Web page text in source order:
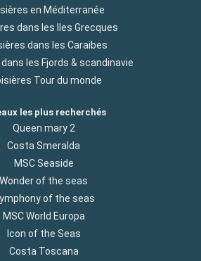
en Méditerranée
dans les Iles Grecques
dans les Caraibes
les Fjords & scandinavie
Tour du monde
les plus recherchés
Queen mary 2
Costa Smeralda
MSC Seaside
Wonder of the seas
of the seas
MSC World Europa
Icon of the Seas
Costa Toscana